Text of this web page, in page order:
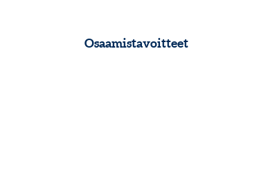
Osaamistavoitteet